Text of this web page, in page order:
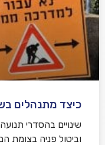
כיצד מתנהלים
שינויים בהסדרי
וביטול פניה בצומת